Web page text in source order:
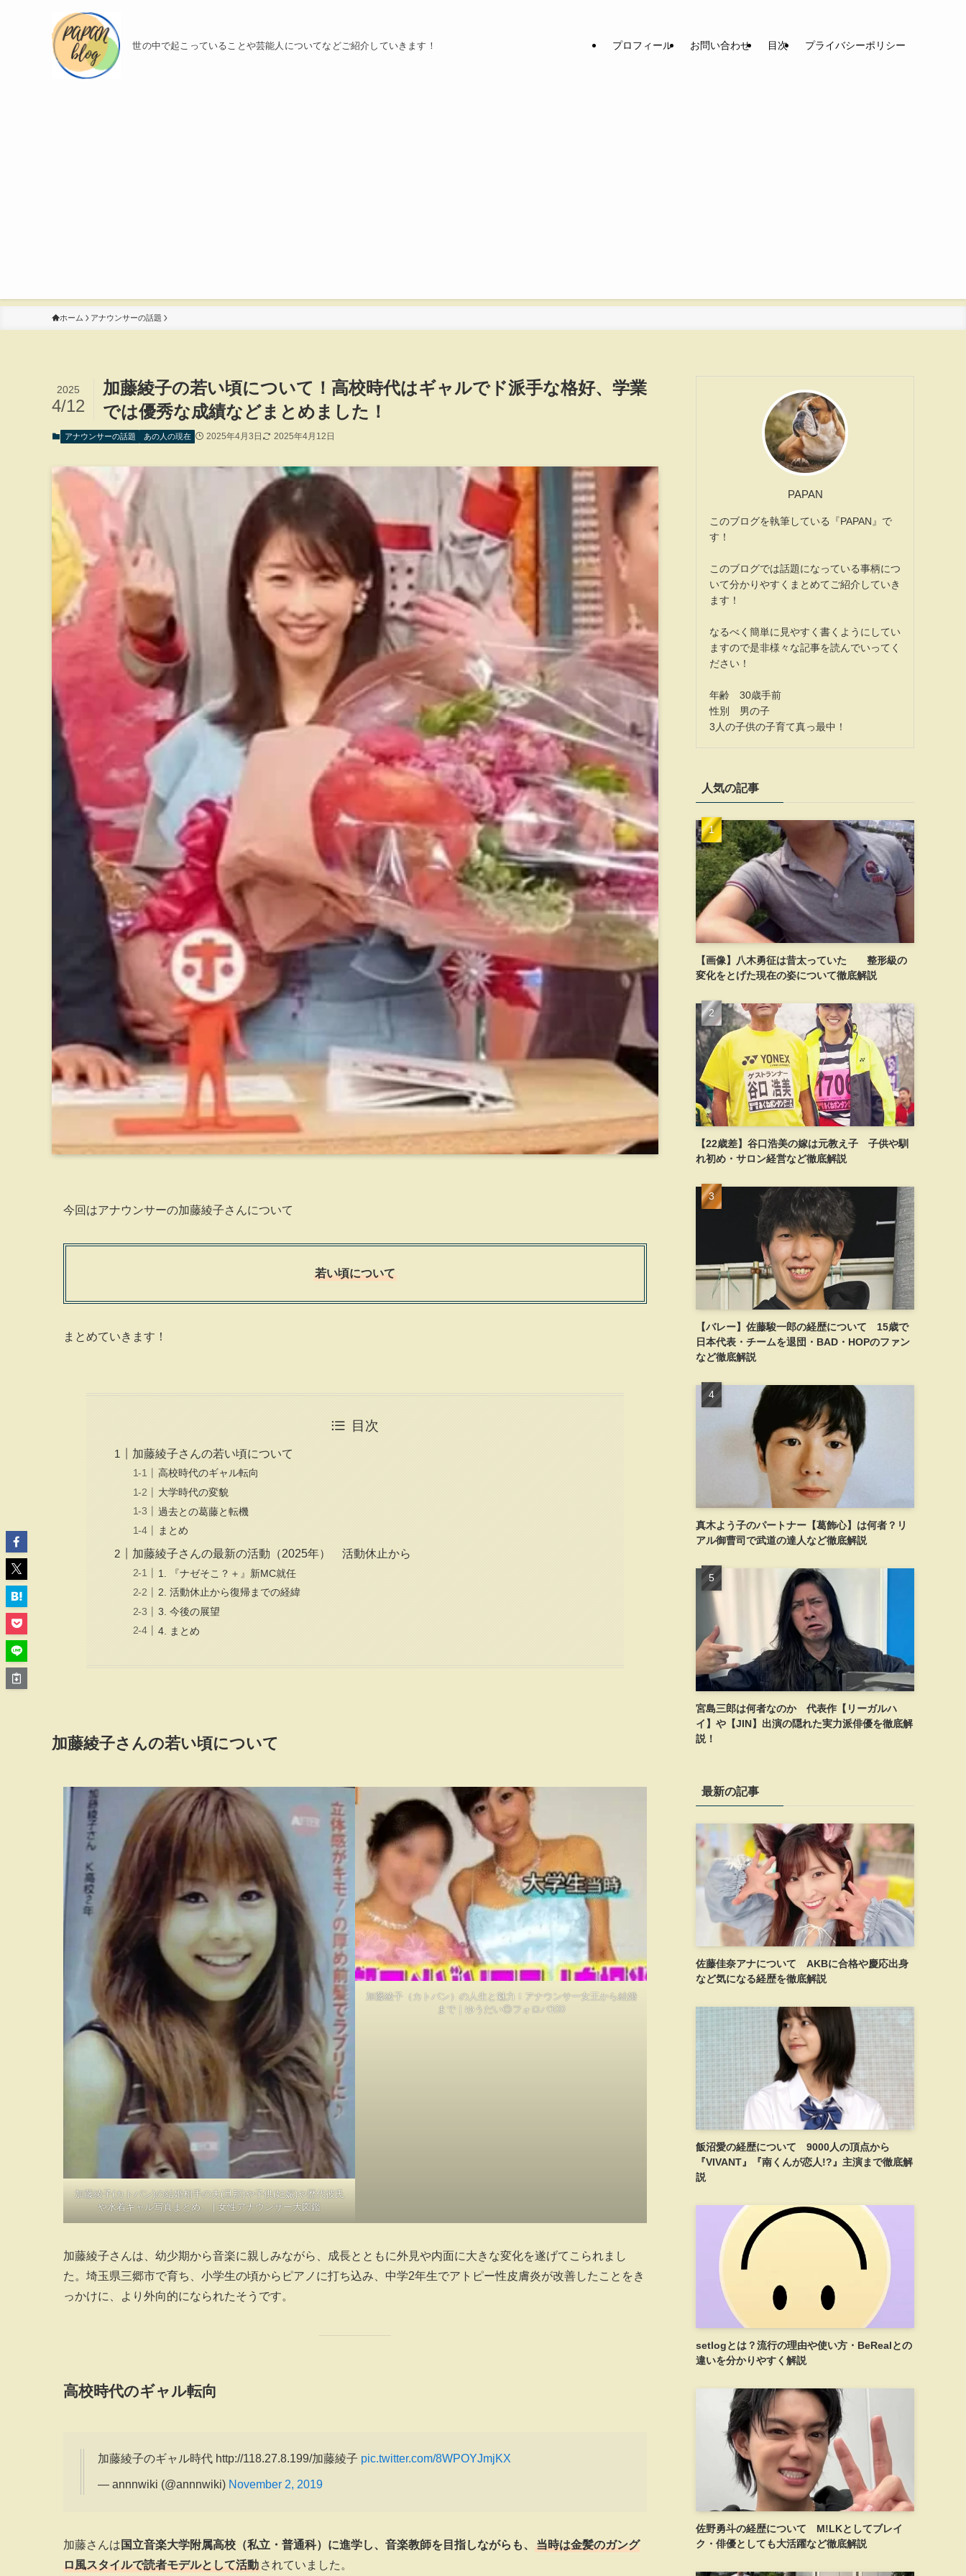
世の中で起こっていることや芸能人についてなどご紹介していきます！ プロフィール お問い合わせ 目次 プライバシーポリシー
ホーム アナウンサーの話題
加藤綾子の若い頃について！高校時代はギャルでド派手な格好、学業
では優秀な成績などまとめました！
2025
4/12
アナウンサーの話題 あの人の現在 2025年4月3日 2025年4月12日
今回はアナウンサーの加藤綾子さんについて
若い頃について
まとめていきます！
目次
加藤綾子さんの若い頃について
高校時代のギャル転向
大学時代の変貌
過去との葛藤と転機
まとめ
加藤綾子さんの最新の活動（2025年） 活動休止から
1. 『ナゼそこ？＋』新MC就任
2. 活動休止から復帰までの経緯
3. 今後の展望
4. まとめ
加藤綾子さんの若い頃について
加藤綾子(カトパン)の結婚相手の夫(旦那)や子供(妊娠)や歴代彼氏
や水着ギャル写真まとめ。 | 女性アナウンサー大図鑑
加藤綾子（カトパン）の人生と魅力！アナウンサー女王から結婚
まで｜ゆうだい😊フォロバ100
加藤綾子さんは、幼少期から音楽に親しみながら、成長とともに外見や内面に大きな変化を遂げてこられまし
た。埼玉県三郷市で育ち、小学生の頃からピアノに打ち込み、中学2年生でアトピー性皮膚炎が改善したことをき
っかけに、より外向的になられたそうです。
高校時代のギャル転向
加藤綾子のギャル時代 http://118.27.8.199/加藤綾子 pic.twitter.com/8WPOYJmjKX
— annnwiki (@annnwiki) November 2, 2019
加藤さんは 国立音楽大学附属高校（私立・普通科）に進学し、音楽教師を目指しながらも、
当時は金髪のガング
ロ風スタイルで読者モデルとして活動 されていました。
PAPAN
このブログを執筆している『PAPAN』で
す！
このブログでは話題になっている事柄につ
いて分かりやすくまとめてご紹介していき
ます！
なるべく簡単に見やすく書くようにしてい
ますので是非様々な記事を読んでいってく
ださい！
年齢 30歳手前
性別 男の子
3人の子供の子育て真っ最中！
人気の記事
【画像】八木勇征は昔太っていた 整形級の
変化をとげた現在の姿について徹底解説
【22歳差】谷口浩美の嫁は元教え子 子供や馴
れ初め・サロン経営など徹底解説
【バレー】佐藤駿一郎の経歴について 15歳で
日本代表・チームを退団・BAD・HOPのファン
など徹底解説
真木よう子のパートナー【葛飾心】は何者？リ
アル御曹司で武道の達人など徹底解説
宮島三郎は何者なのか 代表作【リーガルハ
イ】や【JIN】出演の隠れた実力派俳優を徹底解
説！
最新の記事
佐藤佳奈アナについて AKBに合格や慶応出身
など気になる経歴を徹底解説
飯沼愛の経歴について 9000人の頂点から
『VIVANT』『南くんが恋人!?』主演まで徹底解
説
setlogとは？流行の理由や使い方・BeRealとの
違いを分かりやすく解説
佐野勇斗の経歴について M!LKとしてブレイ
ク・俳優としても大活躍など徹底解説